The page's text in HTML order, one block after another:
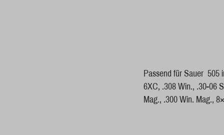
Passend für Sauer 505
6XC, .308 Win., .30-06
Mag., .300 Win. Mag.,